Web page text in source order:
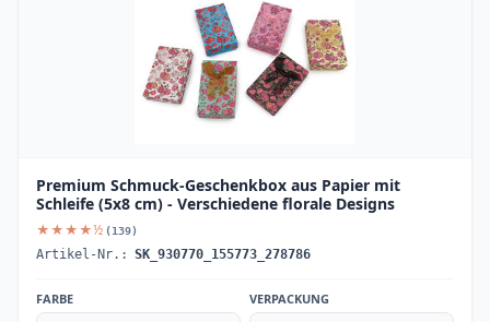
Premium Schmuck-Geschenkbox aus Papier mit
Schleife (5x8 cm) - Verschiedene florale Designs
★★★★½ (139)
Artikel-Nr.: SK_930770_155773_278786
FARBE VERPACKUNG